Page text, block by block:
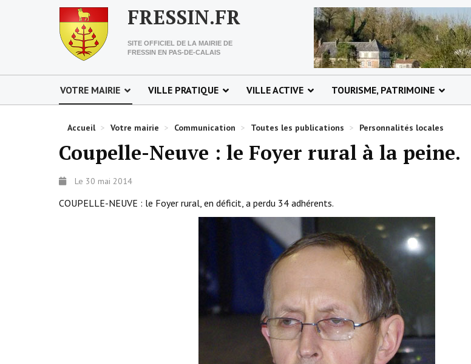
FRESSIN.FR
SITE OFFICIEL DE LA MAIRIE DE
FRESSIN EN PAS-DE-CALAIS
VOTRE MAIRIE VILLE PRATIQUE VILLE ACTIVE TOURISME, PATRIMOINE
Accueil > Votre mairie > Communication > Toutes les publications > Personnalités locales
Coupelle-Neuve : le Foyer rural à la peine.
Le 30 mai 2014
COUPELLE-NEUVE : le Foyer rural, en déficit, a perdu 34 adhérents.